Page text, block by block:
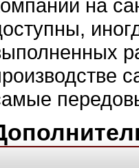
на